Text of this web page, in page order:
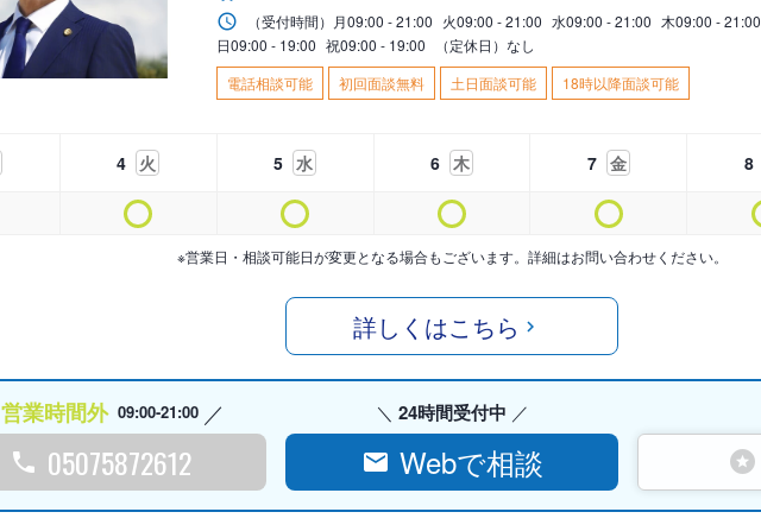
（受付時間） 月09:00 - 21:00 火09:00 - 21:00 水09:00 - 21:00 木09:00 - 21:00
日09:00 - 19:00 祝09:00 - 19:00
（定休日）なし
電話相談可能
初回面談無料 土日面談可能 18時以降面談可能
4 火 5 水 6 木 7 金 8
※営業日・相談可能日が変更となる場合もございます。詳細はお問い合わせください。
詳しくはこちら
営業時間外 09:00-21:00
05075872612
24時間受付中
Webで相談